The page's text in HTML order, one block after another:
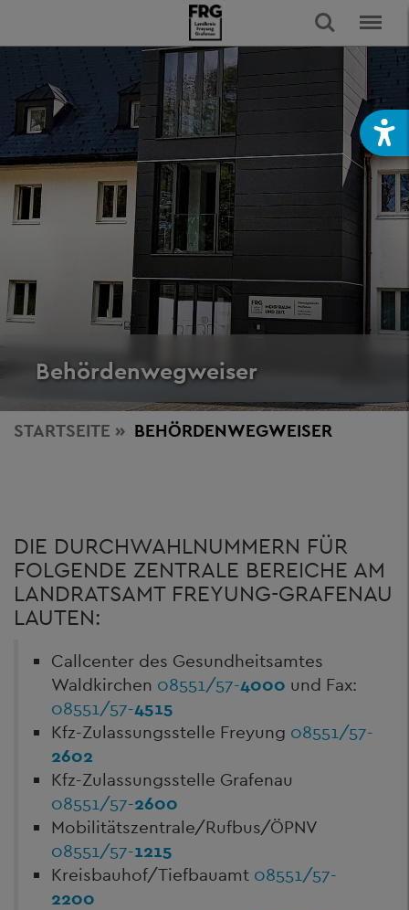
Behördenwegweiser
STARTSEITE BEHÖRDENWEGWEISER
DIE DURCHWAHLNUMMERN FÜR
FOLGENDE ZENTRALE BEREICHE AM
LANDRATSAMT FREYUNG-GRAFENAU
LAUTEN:
Callcenter des Gesundheitsamtes
Waldkirchen 08551/57-4000 und Fax:
08551/57-4515
Kfz-Zulassungsstelle Freyung 08551/57-
2602
Kfz-Zulassungsstelle Grafenau
08551/57-2600
Mobilitätszentrale/Rufbus/ÖPNV
08551/57-1215
Kreisbauhof/Tiefbauamt 08551/57-
2200